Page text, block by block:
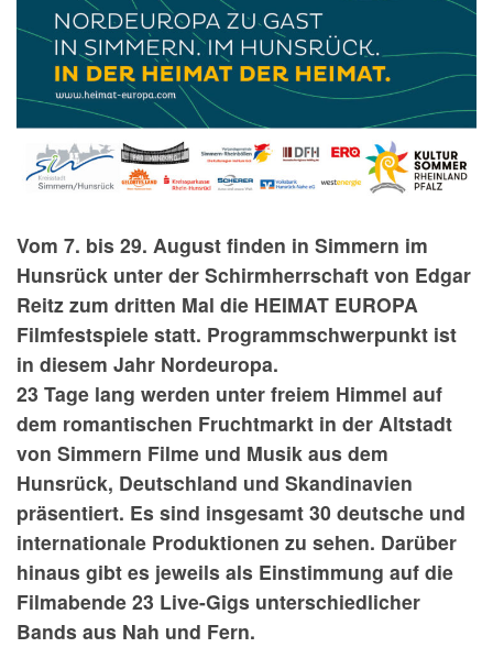
Vom 7. bis 29. August finden in Simmern im
Hunsrück unter der Schirmherrschaft von Edgar
Reitz zum dritten Mal die HEIMAT EUROPA
Filmfestspiele statt. Programmschwerpunkt ist
in diesem Jahr Nordeuropa.
23 Tage lang werden unter freiem Himmel auf
dem romantischen Fruchtmarkt in der Altstadt
von Simmern Filme und Musik aus dem
Hunsrück, Deutschland und Skandinavien
präsentiert. Es sind insgesamt 30 deutsche und
internationale Produktionen zu sehen. Darüber
hinaus gibt es jeweils als Einstimmung auf die
Filmabende 23 Live-Gigs unterschiedlicher
Bands aus Nah und Fern.